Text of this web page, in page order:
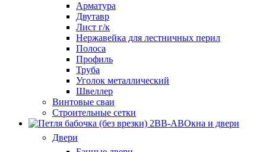
Арматура
Двутавр
Лист г/к
Нержавейка для лестничных перил
Полоса
Профиль
Труба
Уголок металлический
Швеллер
Винтовые сваи
Строительные сетки
Окна и двери
Двери